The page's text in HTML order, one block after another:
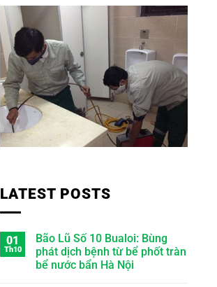
LATEST POSTS
01
Th10
Bão Lũ Số 10 Bualoi: Bùng
phát dịch bệnh từ bể phốt tràn
bể nước bẩn Hà Nội